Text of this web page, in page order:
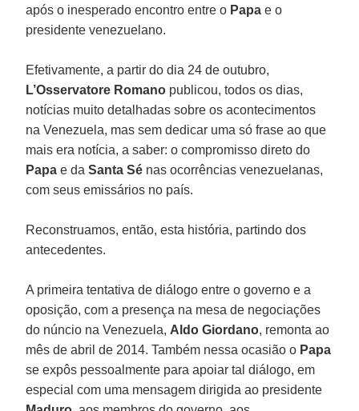
após o inesperado encontro entre o Papa e o
presidente venezuelano.
Efetivamente, a partir do dia 24 de outubro,
L’Osservatore Romano publicou, todos os dias,
notícias muito detalhadas sobre os acontecimentos
na Venezuela, mas sem dedicar uma só frase ao que
mais era notícia, a saber: o compromisso direto do
Papa e daSanta Sé nas ocorrências venezuelanas,
com seus emissários no país.
Reconstruamos, então, esta história, partindo dos
antecedentes.
A primeira tentativa de diálogo entre o governo e a
oposição, com a presença na mesa de negociações
do núncio na Venezuela, Aldo Giordano, remonta ao
mês de abril de 2014. Também nessa ocasião o Papa
se expôs pessoalmente para apoiar tal diálogo, em
especial com uma mensagem dirigida ao presidente